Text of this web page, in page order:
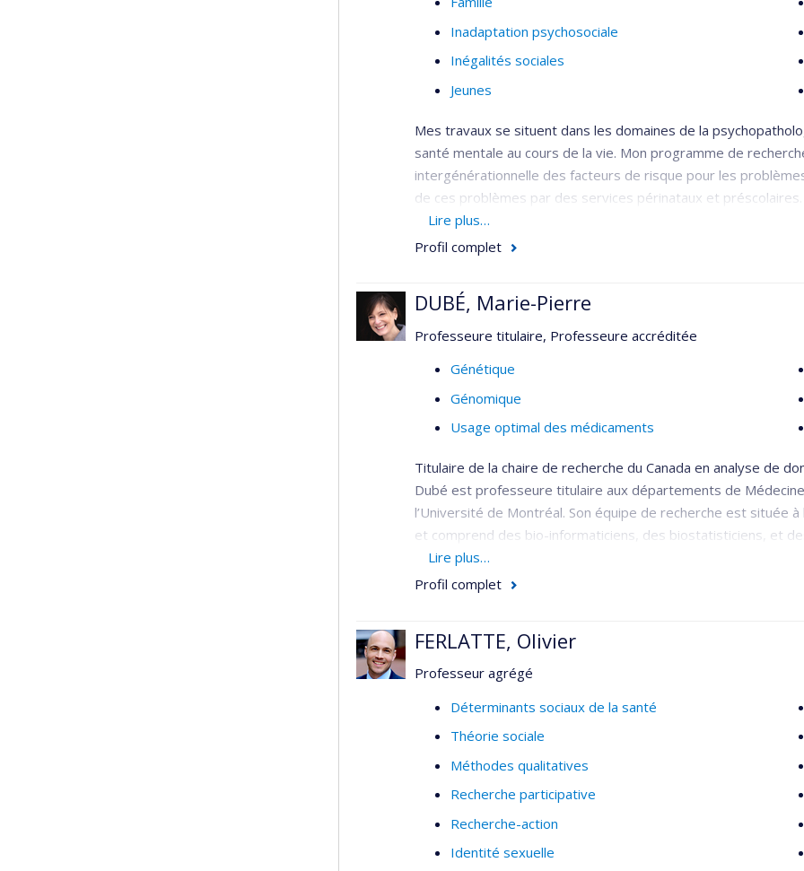
Inadaptation psychosociale
Inégalités sociales
Jeunes
Mes travaux se situent dans les domaines de la
santé mentale au cours de la vie. Mon programme de
intergénérationnelle des facteurs de risque pour les
de ces problèmes par des services périnataux et préscolaires.
Mon programme comprend deux axes de recherche et un axe
l’axe prévention ayant pour objectif l’identification des
efficaces dans la prévention des problèmes de santé
l’axe transfert de connaissance ayant pour objectif de
périnataux et préscolaires les plus efficaces afin
Je suis également directrice de trois groupes de recherche : l'
Lire plus…
Profil complet
DUBÉ, Marie-Pierre
Professeure titulaire, Professeure accréditée
Génétique
Génomique
Usage optimal des médicaments
Titulaire de la chaire de recherche du Canada en analyse de
Dubé est professeure titulaire aux départements de
l’Université de Montréal. Son équipe de recherche est située
et comprend des bio-informaticiens, des biostatisticiens, et
variés, dont l’épidémiologie, la bio-informatique, sciences
Les projets de recherche portent sur les maladies
l’équipe mène des études épidémiologiques minant de
de médicaments (plus de 100 études, plus de 100 000
Lire plus…
Profil complet
FERLATTE, Olivier
Professeur agrégé
Déterminants sociaux de la santé
Théorie sociale
Méthodes qualitatives
Recherche participative
Recherche-action
Identité sexuelle